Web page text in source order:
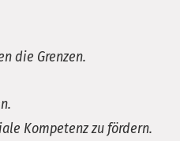
die Grenzen.
Kompetenz zu fördern.